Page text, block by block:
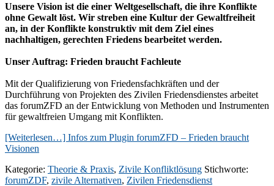
Unsere Vision ist die einer Weltgesellschaft, die ihre Konflikte
ohne Gewalt löst. Wir streben eine Kultur der Gewaltfreiheit
an, in der Konflikte konstruktiv mit dem Ziel eines
nachhaltigen, gerechten Friedens bearbeitet werden.
Unser Auftrag: Frieden braucht Fachleute
Mit der Qualifizierung von Friedensfachkräften und der
Durchführung von Projekten des Zivilen Friedensdienstes arbeitet
das forumZFD an der Entwicklung von Methoden und Instrumenten
für gewaltfreien Umgang mit Konflikten.
[Weiterlesen…] Infos zum Plugin forumZFD – Frieden braucht
Visionen
Kategorie: Theorie & Praxis, Zivile Konfliktlösung Stichworte:
forumZDF, zivile Alternativen, Zivilen Friedensdienst